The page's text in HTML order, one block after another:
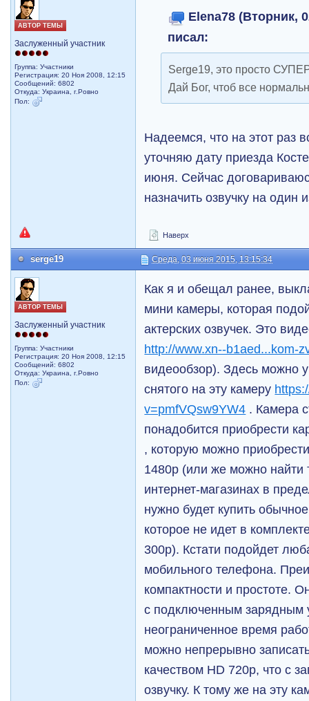
АВТОР ТЕМЫ
Заслуженный участник
Группа: Участники
Регистрация: 20 Ноя 2008, 12:15
Сообщений: 6802
Откуда: Украина, г.Ровно
Пол:
Elena78 (Вторник,
писал:
Serge19, это просто
Дай Бог, чтоб все
Надеемся, что на этот раз
уточняю дату приезда
июня. Сейчас
назначить озвучку на один
Наверх
serge19 Среда, 03 июня 2015, 13:15:34
АВТОР ТЕМЫ
Заслуженный участник
Группа: Участники
Регистрация: 20 Ноя 2008, 12:15
Сообщений: 6802
Откуда: Украина, г.Ровно
Пол:
Как я и обещал ранее,
мини камеры, которая
актерских озвучек. Это
http://www.xn--b1aed...kom-
видеообзор). Здесь можно
снятого на эту камеру
v=pmfVQsw9YW4 . Камера
понадобится приобрести
, которую можно
1480р (или же можно найти
интернет-магазинах в
нужно будет купить
которое не идет в
300р). Кстати подойдет
мобильного телефона.
компактности и простоте.
с подключенным зарядным
неограниченное время
можно непрерывно
качеством HD 720p, что с
озвучку. К тому же на эту